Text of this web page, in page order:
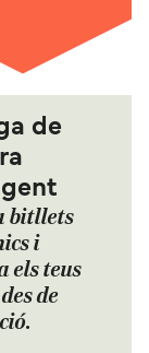
de
bitllets
i
els teus
de